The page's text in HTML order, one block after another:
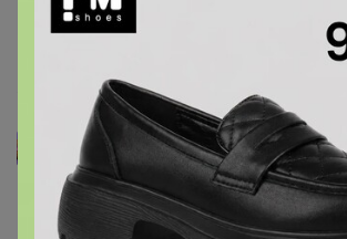
на размер больше))
Джеска Автор
Качество понравилось. Горловина
взяла М, чтобы легкий оверсайз